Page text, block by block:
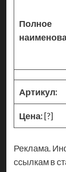
Полное
Артикул:
Цена:[?]
Реклама.
ссылкам в